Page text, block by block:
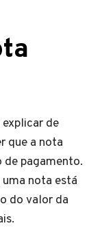
de
que a nota
pagamento.
nota está
do valor da